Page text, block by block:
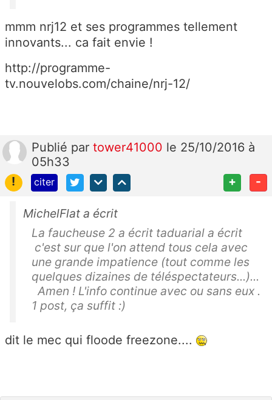
mmm nrj12 et ses programmes tellement
innovants... ca fait envie !
http://programme-
tv.nouvelobs.com/chaine/nrj-12/
Publié par tower41000 le 25/10/2016 à
05h33
!
citer + -
MichelFlat a écrit
La faucheuse 2 a écrit taduarial a écrit
c'est sur que l'on attend tous cela avec
une grande impatience (tout comme les
quelques dizaines de téléspectateurs...)...
Amen ! L'info continue avec ou sans eux .
1 post, ça suffit :)
dit le mec qui floode freezone....